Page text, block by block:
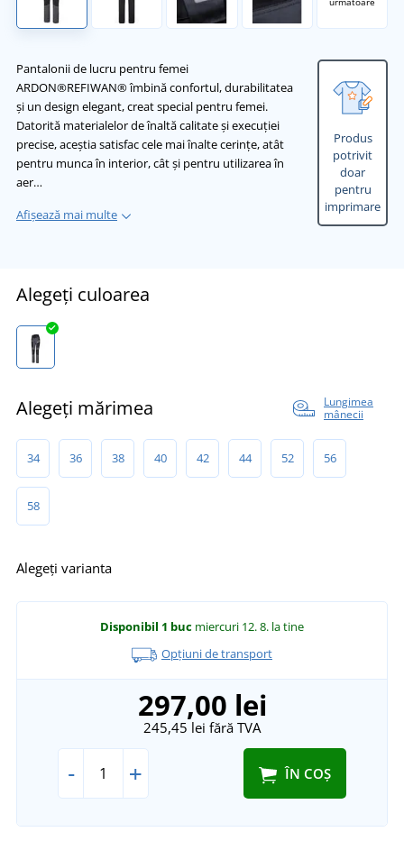
Pantalonii de lucru pentru femei
ARDON®REFIWAN® îmbină confortul, durabilitatea
și un design elegant, creat special pentru femei.
Datorită materialelor de înaltă calitate și execuției
precise, aceștia satisfac cele mai înalte cerințe, atât
pentru munca în interior, cât și pentru utilizarea în
aer…
Afișează mai multe
Produs
potrivit
doar
pentru
imprimare
Alegeți culoarea
Alegeți mărimea
Lungimea
mânecii
34 36 38 40 42 44 52 56
58
Alegeți varianta
Disponibil 1 buc miercuri 12. 8. la tine
Opțiuni de transport
297,00 lei
245,45 lei fără TVA
- + ÎN COȘ